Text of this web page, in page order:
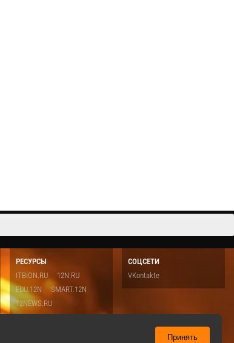
РЕСУРСЫ
ITBION.RU
12N.RU
EDU.12N
SMART.12N
12NEWS.RU
СОЦСЕТИ
VKontakte
Принять